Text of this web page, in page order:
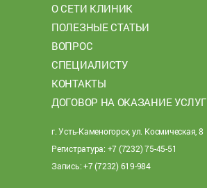
О СЕТИ КЛИНИК
ПОЛЕЗНЫЕ СТАТЬИ
ВОПРОС
СПЕЦИАЛИСТУ
КОНТАКТЫ
ДОГОВОР НА ОКАЗАНИЕ УСЛУГ
г. Усть-Каменогорск, ул. Космическая, 8
Регистратура: +7 (7232) 75-45-51
Запись: +7 (7232) 619-984